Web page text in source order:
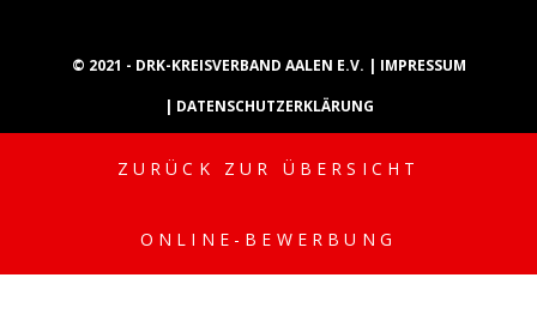
© 2021 - DRK-KREISVERBAND AALEN E.V. | IMPRESSUM
| DATENSCHUTZERKLÄRUNG
INSTAGRAM
YOUTUBE
ZURÜCK ZUR ÜBERSICHT
ONLINE-BEWERBUNG